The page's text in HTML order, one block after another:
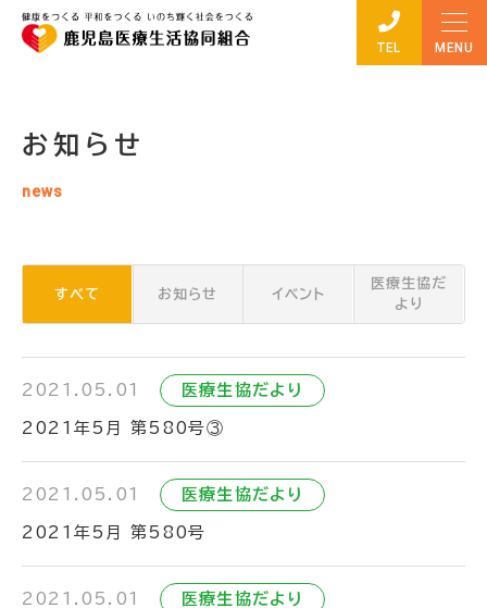
TEL
お知らせ
news
すべて お知らせ イベント
医療生協だ
より
2021.05.01 医療生協だより
2021年5月 第580号③
2021.05.01 医療生協だより
2021年5月 第580号
2021.05.01 医療生協だより